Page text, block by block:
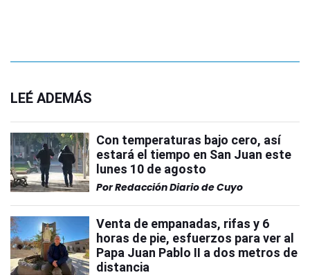
LEÉ ADEMÁS
Con temperaturas bajo cero, así
estará el tiempo en San Juan este
lunes 10 de agosto
PorRedacción Diario de Cuyo
Venta de empanadas, rifas y 6
horas de pie, esfuerzos para ver al
Papa Juan Pablo II a dos metros de
distancia